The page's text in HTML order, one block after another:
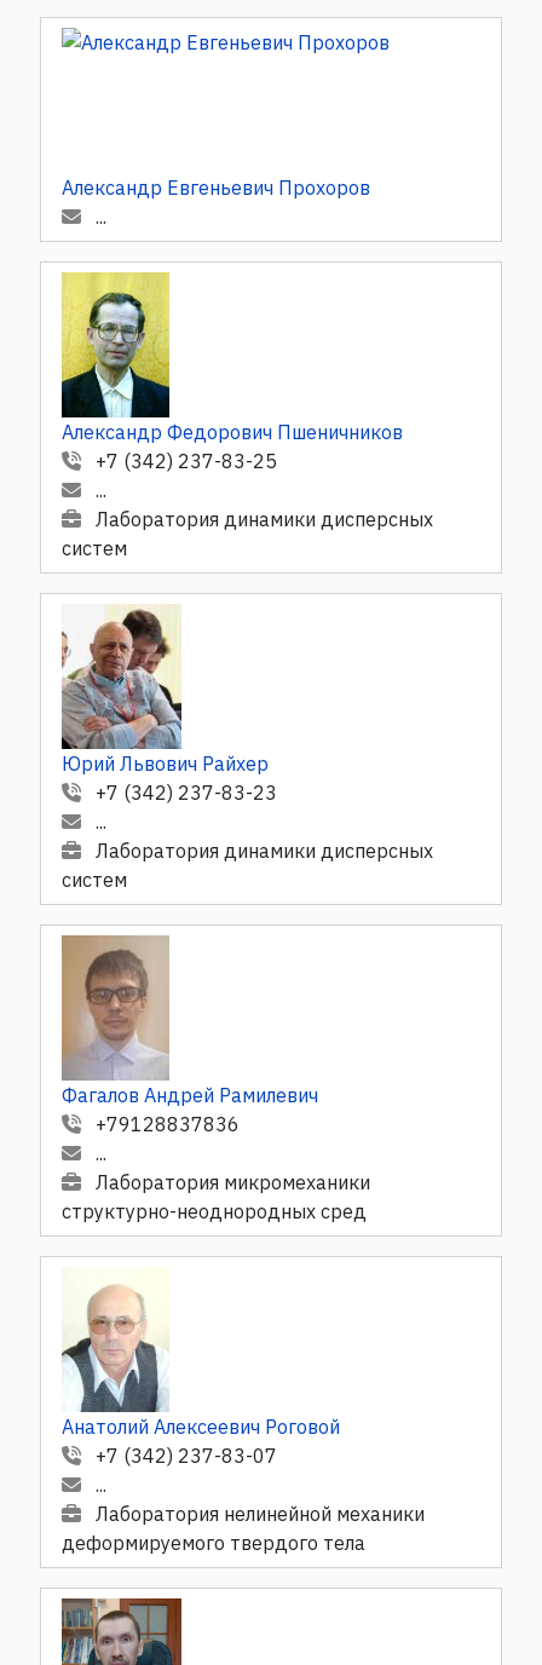
Александр Евгеньевич Прохоров
...
Александр Федорович Пшеничников
+7 (342) 237-83-25
...
Лаборатория динамики дисперсных
систем
Юрий Львович Райхер
+7 (342) 237-83-23
...
Лаборатория динамики дисперсных
систем
Фагалов Андрей Рамилевич
+79128837836
...
Лаборатория микромеханики
структурно-неоднородных сред
Анатолий Алексеевич Роговой
+7 (342) 237-83-07
...
Лаборатория нелинейной механики
деформируемого твердого тела